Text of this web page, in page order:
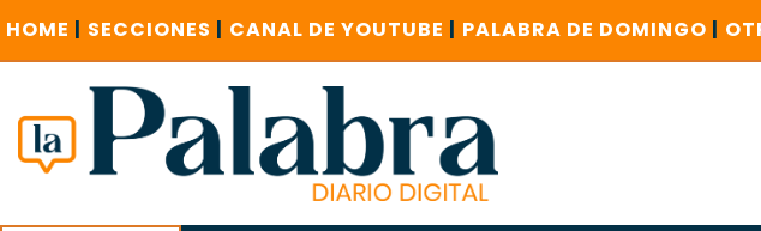
HOME | SECCIONES | CANAL DE YOUTUBE | PALABRA DE DOMINGO |